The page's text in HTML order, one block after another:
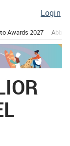
Login
Awards 2027